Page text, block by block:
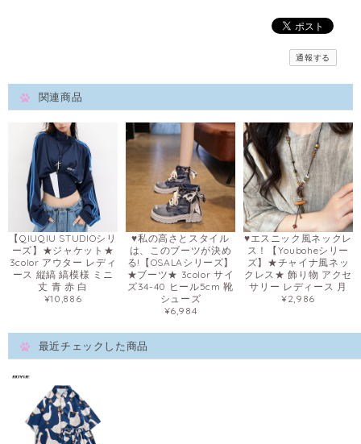
通報する
関連商品
【QIUQIU STUDIOシリ
ーズ】★ジャケット★
3color アウター レディ
ース 縦縞 縞模様 ミニ
丈 青 赤 白
¥10,886
♥私の高さとスタイル
は、このブーツが決め
る!【OSALAシリーズ】
★ブーツ★ 3color サイ
ズ34-40 ヒール5cm 靴
シューズ
¥6,984
♥エスニック風ネックレ
ス！【Youboheシリー
ズ】★チャイナ風ネッ
クレス★ 飾り物 アクセ
サリー レディース 月
¥2,986
最近チェックした商品